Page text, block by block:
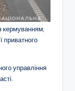
кермуванням,
приватного
управління